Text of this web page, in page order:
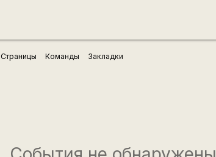
Страницы Команды Закладки